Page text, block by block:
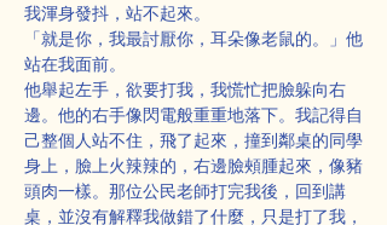
我渾身發抖，站不起來。
「就是你，我最討厭你，耳朵像老鼠的。」他
站在我面前。
他舉起左手，欲要打我，我慌忙把臉躲向右
邊。他的右手像閃電般重重地落下。我記得自
己整個人站不住，飛了起來，撞到鄰桌的同學
身上，臉上火辣辣的，右邊臉頰腫起來，像豬
頭肉一樣。那位公民老師打完我後，回到講
桌，並沒有解釋我做錯了什麼，只是打了我，